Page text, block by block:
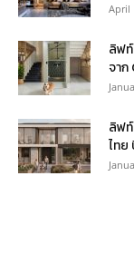
April
ลิฟ
จาก
ลิฟ
ไทย